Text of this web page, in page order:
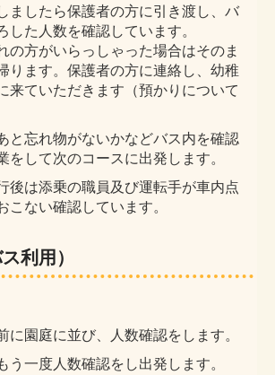
ましたら保護者の方に引き渡し、バ
した人数を確認しています。
の方がいらっしゃった場合はそのま
ります。保護者の方に連絡し、幼稚
来ていただきます（預かりについて
と忘れ物がないかなどバス内を確認
をして次のコースに出発します。
後は添乗の職員及び運転手が車内点
ない確認しています。
利用）
に園庭に並び、人数確認をします。
う一度人数確認をし出発します。